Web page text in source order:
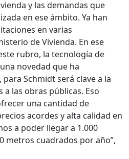
y las demandas que
en ese ámbito. Ya han
en varias
de Vivienda. En ese
rubro, la tecnología de
novedad que ha
Schmidt será clave a la
las obras públicas. Eso
una cantidad de
acordes y alta calidad en
a poder llegar a 1.000
metros cuadrados por año”,